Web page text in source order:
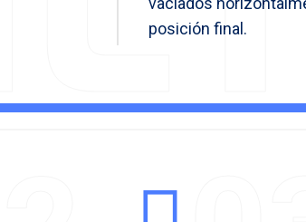
posición final.